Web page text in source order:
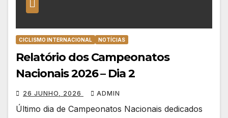
CICLISMO INTERNACIONAL NOTÍCIAS
Relatório dos Campeonatos
Nacionais 2026 – Dia 2
26 JUNHO, 2026 ADMIN
Último dia de Campeonatos Nacionais dedicados